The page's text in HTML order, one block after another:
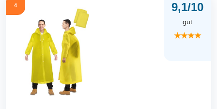
4 9,1/10
gut
★★★★